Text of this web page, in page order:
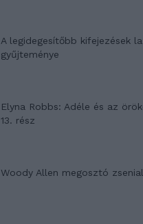
A legidegesítőbb kifejezések
gyűjteménye
Elyna Robbs: Adéle és az
13. rész
Woody Allen megosztó